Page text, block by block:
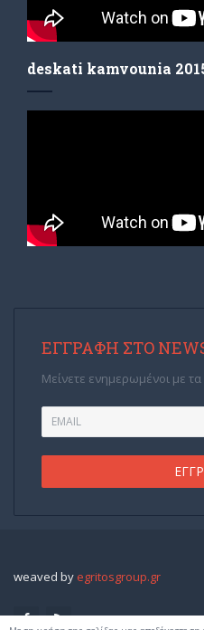
deskati kamvounia
ΕΓΓΡΑΦΉ ΣΤΟ
Μείνετε ενημερωμένοι με
weaved by egritosgroup.gr